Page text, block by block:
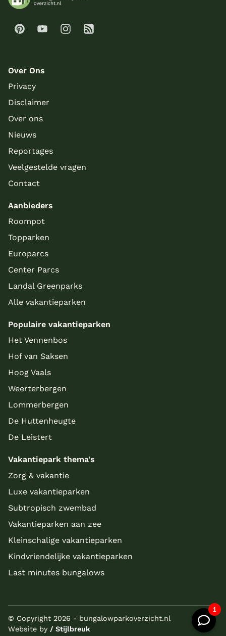
Meer inladen
Over Ons
Privacy
Disclaimer
Over ons
Nieuws
Reportages
Veelgestelde vragen
Contact
Aanbieders
Roompot
Topparken
Europarcs
Center Parcs
Landal Greenparks
Alle vakantieparken
Populaire vakantieparken
Het Vennenbos
Hof van Saksen
Hoog Vaals
Weerterbergen
Lommerbergen
De Huttenheugte
De Leistert
Vakantiepark thema's
Zorg & vakantie
Luxe vakantieparken
Subtropisch zwembad
Vakantieparken aan zee
Kleinschalige vakantieparken
Kindvriendelijke vakantieparken
Last minutes bungalows
© Copyright 2026 - bungalowparkoverzicht.nl
Website by / Stijlbreuk